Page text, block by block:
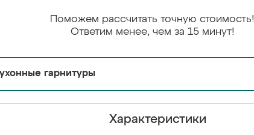
Поможем рассчитать точную стоимость!
Ответим менее, чем за 15 минут!
гарнитуры
Характеристики